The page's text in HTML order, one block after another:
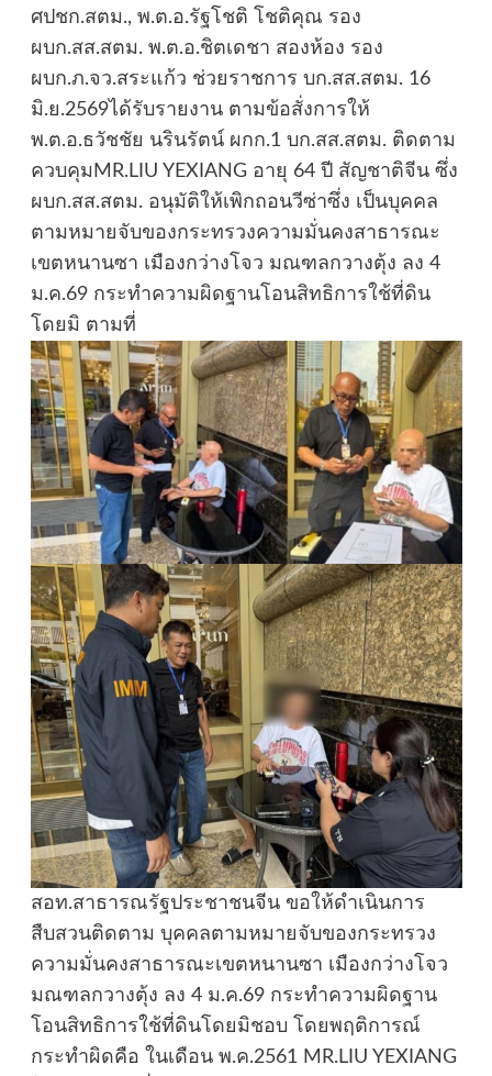
ศปชก.สตม., พ.ต.อ.รัฐโชติ โชติคุณ รอง
ผบก.สส.สตม. พ.ต.อ.ชิตเดชา สองห้อง รอง
ผบก.ภ.จว.สระแก้ว ช่วยราชการ บก.สส.สตม. 16
มิ.ย.2569ได้รับรายงาน ตามข้อสั่งการให้
พ.ต.อ.ธวัชชัย นรินรัตน์ ผกก.1 บก.สส.สตม. ติดตาม
ควบคุมMR.LIU YEXIANG อายุ 64 ปี สัญชาติจีน ซึ่ง
ผบก.สส.สตม. อนุมัติให้เพิกถอนวีซ่าซึ่ง เป็นบุคคล
ตามหมายจับของกระทรวงความมั่นคงสาธารณะ
เขตหนานซา เมืองกว่างโจว มณฑลกวางตุ้ง ลง 4
ม.ค.69 กระทำความผิดฐานโอนสิทธิการใช้ที่ดิน
โดยมิ ตามที่
สอท.สาธารณรัฐประชาชนจีน ขอให้ดำเนินการ
สืบสวนติดตาม บุคคลตามหมายจับของกระทรวง
ความมั่นคงสาธารณะเขตหนานซา เมืองกว่างโจว
มณฑลกวางตุ้ง ลง 4 ม.ค.69 กระทำความผิดฐาน
โอนสิทธิการใช้ที่ดินโดยมิชอบ โดยพฤติการณ์
กระทำผิดคือ ในเดือน พ.ค.2561 MR.LIU YEXIANG